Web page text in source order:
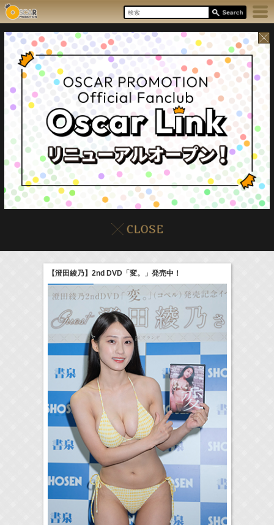
本日の出演情報8/7(Fri) イベント
17:10-17:30
(Radio) 河北麻友子のマユコレ！ 河北麻友子
22:00-
(TV) Tシャツが乾くまで 庄司浩平
> More
【澄田綾乃】2nd DVD「変。」発売中！